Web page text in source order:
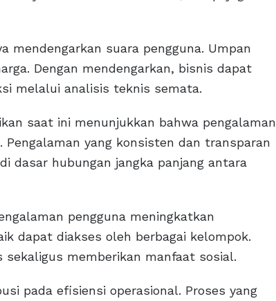
mendengarkan suara pengguna. Umpan
Dengan mendengarkan, bisnis dapat
melalui analisis teknis semata.
saat ini menunjukkan bahwa pengalaman
yang konsisten dan transparan
dasar hubungan jangka panjang antara
pengguna meningkatkan
dapat diakses oleh berbagai kelompok.
memberikan manfaat sosial.
pada efisiensi operasional. Proses yang